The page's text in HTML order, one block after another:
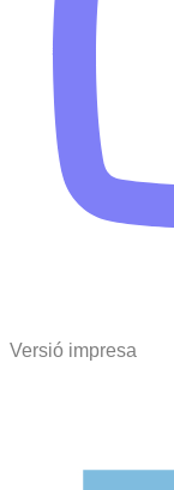
Versió impresa